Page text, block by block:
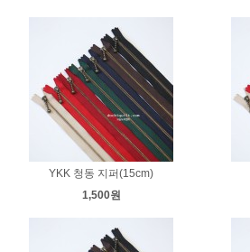
YKK 청동 지퍼(15cm)
1,500원